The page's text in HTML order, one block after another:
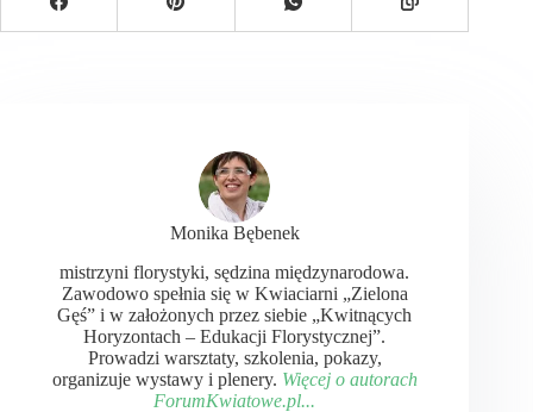
Monika Bębenek
mistrzyni florystyki, sędzina międzynarodowa.
Zawodowo spełnia się w Kwiaciarni „Zielona
Gęś” i w założonych przez siebie „Kwitnących
Horyzontach – Edukacji Florystycznej”.
Prowadzi warsztaty, szkolenia, pokazy,
organizuje wystawy i plenery. Więcej o autorach
ForumKwiatowe.pl...